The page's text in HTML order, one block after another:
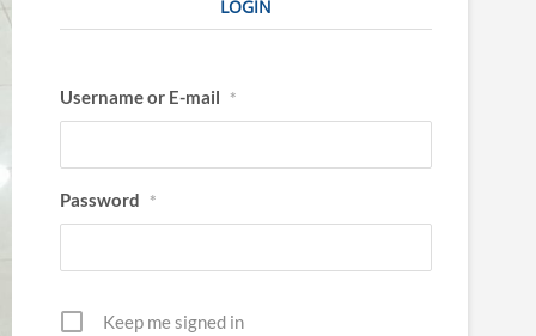
LOGIN
Username or E-mail *
Password *
Keep me signed in